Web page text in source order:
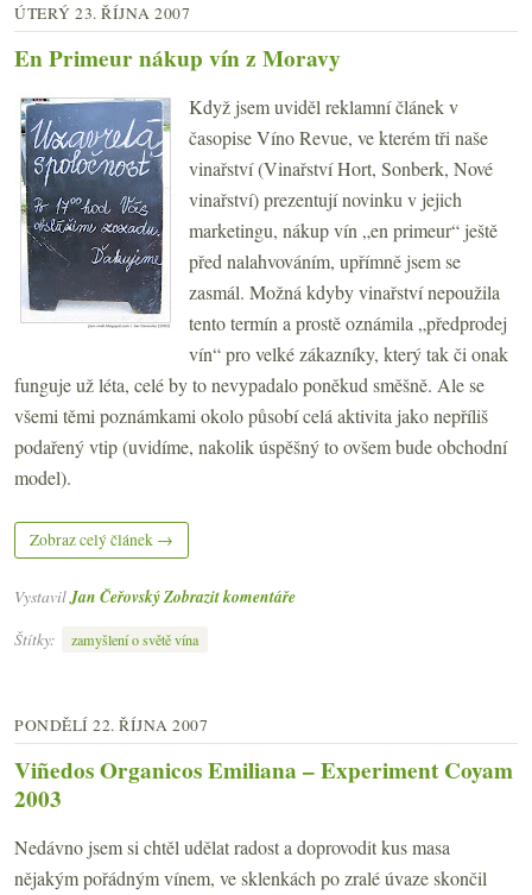
ÚTERÝ 23. ŘÍJNA 2007
En Primeur nákup vín z Moravy
Když jsem uviděl reklamní článek v
časopise Víno Revue, ve kterém tři naše
vinařství (Vinařství Hort, Sonberk, Nové
vinařství) prezentují novinku v jejich
marketingu, nákup vín „en primeur“ ještě
před nalahvováním, upřímně jsem se
zasmál. Možná kdyby vinařství nepoužila
tento termín a prostě oznámila „předprodej
vín“ pro velké zákazníky, který tak či onak
funguje už léta, celé by to nevypadalo poněkud směšně. Ale se
všemi těmi poznámkami okolo působí celá aktivita jako nepříliš
podařený vtip (uvidíme, nakolik úspěšný to ovšem bude obchodní
model).
Zobraz celý článek →
VystavilJan ČeřovskýZobrazit komentáře
Štítky:
zamyšlení o světě vína
PONDĚLÍ 22. ŘÍJNA 2007
Viñedos Organicos Emiliana – Experiment Coyam
2003
Nedávno jsem si chtěl udělat radost a doprovodit kus masa
nějakým pořádným vínem, ve sklenkách po zralé úvaze skončil